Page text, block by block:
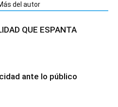
del autor
QUE ESPANTA
ante lo público